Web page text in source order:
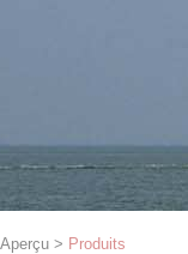
Aperçu > Produits